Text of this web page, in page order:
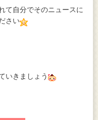
て自分でそのニュースに
さい
いきましょう